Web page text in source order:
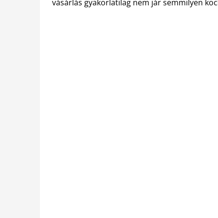
vásárlás gyakorlatilag nem jár semmilyen